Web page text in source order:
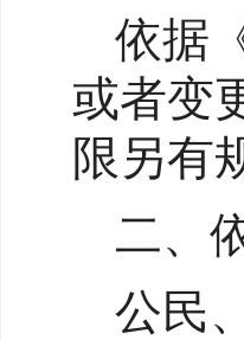
依据
或者变
限另有
二、
公民